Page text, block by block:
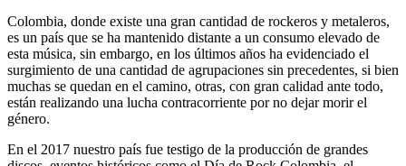
Colombia, donde existe una gran cantidad de rockeros y metaleros,
es un país que se ha mantenido distante a un consumo elevado de
esta música, sin embargo, en los últimos años ha evidenciado el
surgimiento de una cantidad de agrupaciones sin precedentes, si bien
muchas se quedan en el camino, otras, con gran calidad ante todo,
están realizando una lucha contracorriente por no dejar morir el
género.
En el 2017 nuestro país fue testigo de la producción de grandes